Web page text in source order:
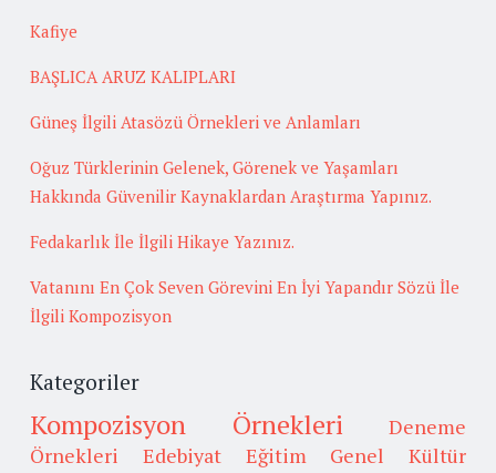
Kafiye
BAŞLICA ARUZ KALIPLARI
Güneş İlgili Atasözü Örnekleri ve Anlamları
Oğuz Türklerinin Gelenek, Görenek ve Yaşamları
Hakkında Güvenilir Kaynaklardan Araştırma Yapınız.
Fedakarlık İle İlgili Hikaye Yazınız.
Vatanını En Çok Seven Görevini En İyi Yapandır Sözü İle
İlgili Kompozisyon
Kategoriler
Kompozisyon Örnekleri
Deneme
Örnekleri
Edebiyat Eğitim Genel Kültür